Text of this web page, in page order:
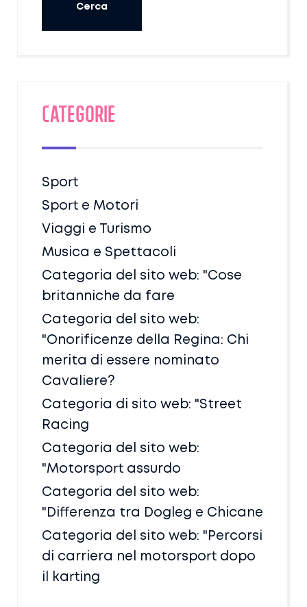
Categorie
Sport
Sport e Motori
Viaggi e Turismo
Musica e Spettacoli
Categoria del sito web: "Cose
britanniche da fare
Categoria del sito web:
"Onorificenze della Regina: Chi
merita di essere nominato
Cavaliere?
Categoria di sito web: "Street
Racing
Categoria del sito web:
"Motorsport assurdo
Categoria del sito web:
"Differenza tra Dogleg e Chicane
Categoria del sito web: "Percorsi
di carriera nel motorsport dopo
il karting